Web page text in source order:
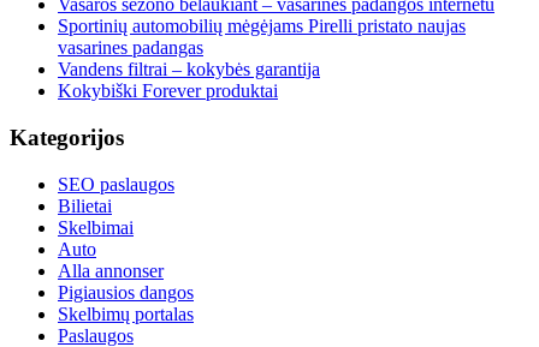
Vasaros sezono belaukiant – vasarinės padangos internetu
Sportinių automobilių mėgėjams Pirelli pristato naujas
vasarines padangas
Vandens filtrai – kokybės garantija
Kokybiški Forever produktai
Kategorijos
SEO paslaugos
Bilietai
Skelbimai
Auto
Alla annonser
Pigiausios dangos
Skelbimų portalas
Paslaugos